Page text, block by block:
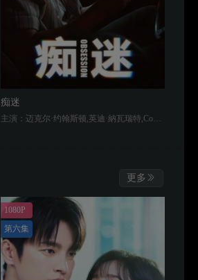
痴迷
更多
1080P
第六集